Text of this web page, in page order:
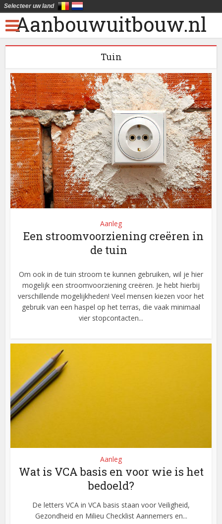
Aanbouwuitbouw.nl
Tuin
Aanleg
Een stroomvoorziening creëren in
de tuin
Om ook in de tuin stroom te kunnen gebruiken, wil je hier
mogelijk een stroomvoorziening creëren. Je hebt hierbij
verschillende mogelijkheden! Veel mensen kiezen voor het
gebruik van een haspel op het terras, die vaak minimaal
vier stopcontacten...
Aanleg
Wat is VCA basis en voor wie is het
bedoeld?
De letters VCA in VCA basis staan voor Veiligheid,
Gezondheid en Milieu Checklist Aannemers en...
Selecteer uw land